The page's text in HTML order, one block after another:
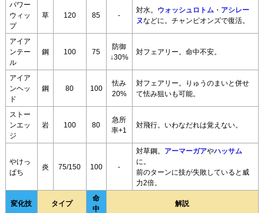
パワー
ウィッ
プ
草 120 85 -
対水。 ウォッシュロトム ・ アシレー
ヌなどに。チャンピオンズで復活。
アイア
ンテー
ル
鋼 100 75
防御
↓30%
対フェアリー。命中不安。
アイア
ンヘッ
ド
鋼 80 100
怯み
20%
対フェアリー。りゅうのまいと併せ
て怯み狙いも可能。
ストー
ンエッ
ジ
岩 100 80
急所
率+1
対飛行。いわなだれは覚えない。
やけっ
ぱち
炎 75/150 100 -
対草鋼。 アーマーガアやハッサム
に。
前のターンに技が失敗していると威
力2倍。
変化技 タイプ
命
中
解説